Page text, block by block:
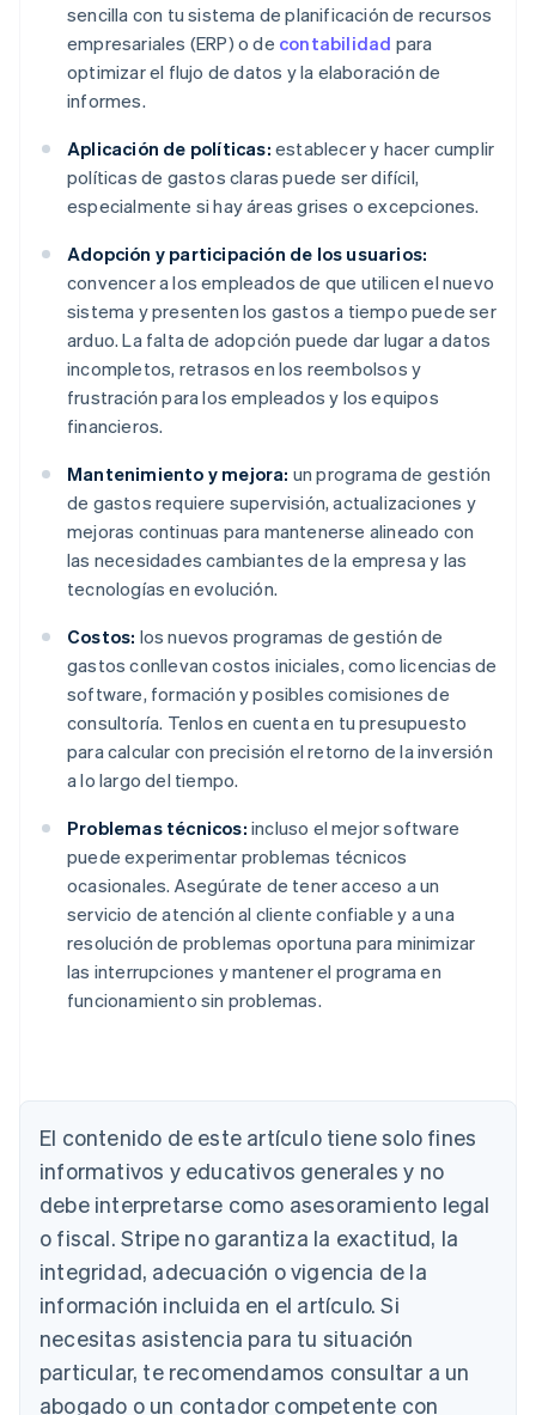
sencilla con tu sistema de planificación de recursos
empresariales (ERP) o de contabilidad para
optimizar el flujo de datos y la elaboración de
informes.
Aplicación de políticas: establecer y hacer cumplir
políticas de gastos claras puede ser difícil,
especialmente si hay áreas grises o excepciones.
Adopción y participación de los usuarios:
convencer a los empleados de que utilicen el nuevo
sistema y presenten los gastos a tiempo puede ser
arduo. La falta de adopción puede dar lugar a datos
incompletos, retrasos en los reembolsos y
frustración para los empleados y los equipos
financieros.
Mantenimiento y mejora: un programa de gestión
de gastos requiere supervisión, actualizaciones y
mejoras continuas para mantenerse alineado con
las necesidades cambiantes de la empresa y las
tecnologías en evolución.
Costos: los nuevos programas de gestión de
gastos conllevan costos iniciales, como licencias de
software, formación y posibles comisiones de
consultoría. Tenlos en cuenta en tu presupuesto
para calcular con precisión el retorno de la inversión
a lo largo del tiempo.
Problemas técnicos: incluso el mejor software
puede experimentar problemas técnicos
ocasionales. Asegúrate de tener acceso a un
servicio de atención al cliente confiable y a una
resolución de problemas oportuna para minimizar
las interrupciones y mantener el programa en
funcionamiento sin problemas.
El contenido de este artículo tiene solo fines
informativos y educativos generales y no
debe interpretarse como asesoramiento legal
o fiscal. Stripe no garantiza la exactitud, la
integridad, adecuación o vigencia de la
información incluida en el artículo. Si
necesitas asistencia para tu situación
particular, te recomendamos consultar a un
abogado o un contador competente con
DeutschEnglish
English
Austria
DeutschEnglish
Bélgica
Nederlands FrançaisDeutschEnglish
Brasil
Bulgaria
English
Canadá